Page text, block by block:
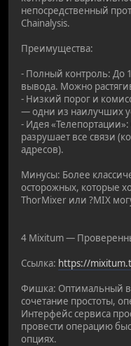
непосредственный
Chainalysis.
Преимущества:
- Полный контроль: До
вывода. Можно
- Низкий порог и
— одни из наилучших
- Идея
разрушает все связи
адресов).
Минусы: Более
осторожных, которые
ThorMixer или ?MIX
4 Mixitum —
Ссылка: https://
Фишка: Оптимальный
сочетание простоты,
Интерфейс сервиса
провести операцию
опциях.